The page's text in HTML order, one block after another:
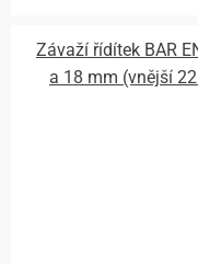
Závaží řídítek BAR
a 18 mm (vnější